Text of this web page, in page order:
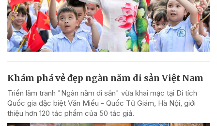
Khám phá vẻ đẹp ngàn năm di sản Việt Nam
Triển lãm tranh "Ngàn năm di sản" vừa khai mạc tại Di tích
Quốc gia đặc biệt Văn Miếu - Quốc Tử Giám, Hà Nội, giới
thiệu hơn 120 tác phẩm của 50 tác giả.